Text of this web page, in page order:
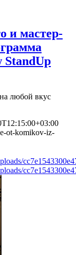
и мастер-
StandUp
любой вкус
ot-komikov-iz-